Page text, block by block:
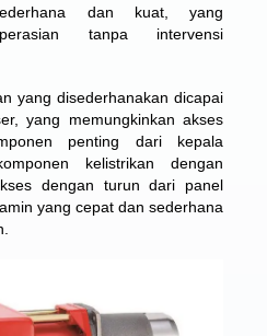
dan kuat, yang
tanpa intervensi
yang disederhanakan dicapai
yang memungkinkan akses
penting dari kepala
kelistrikan dengan
dengan turun dari panel
yang cepat dan sederhana